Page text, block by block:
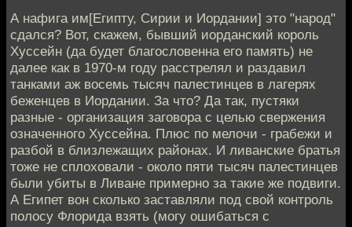
А нафига им[Египту, Сирии и Иордании] это "народ"
сдался? Вот, скажем, бывший иорданский король
Хуссейн (да будет благословенна его память) не
далее как в 1970-м году расстрелял и раздавил
танками аж восемь тысяч палестинцев в лагерях
беженцев в Иордании. За что? Да так, пустяки
разные - организация заговора с целью свержения
означенного Хуссейна. Плюс по мелочи - грабежи и
разбой в близлежащих районах. И ливанские братья
тоже не сплоховали - около пяти тысяч палестинцев
были убиты в Ливане примерно за такие же подвиги.
А Египет вон сколько заставляли под свой контроль
полосу Флорида взять (могу ошибаться с